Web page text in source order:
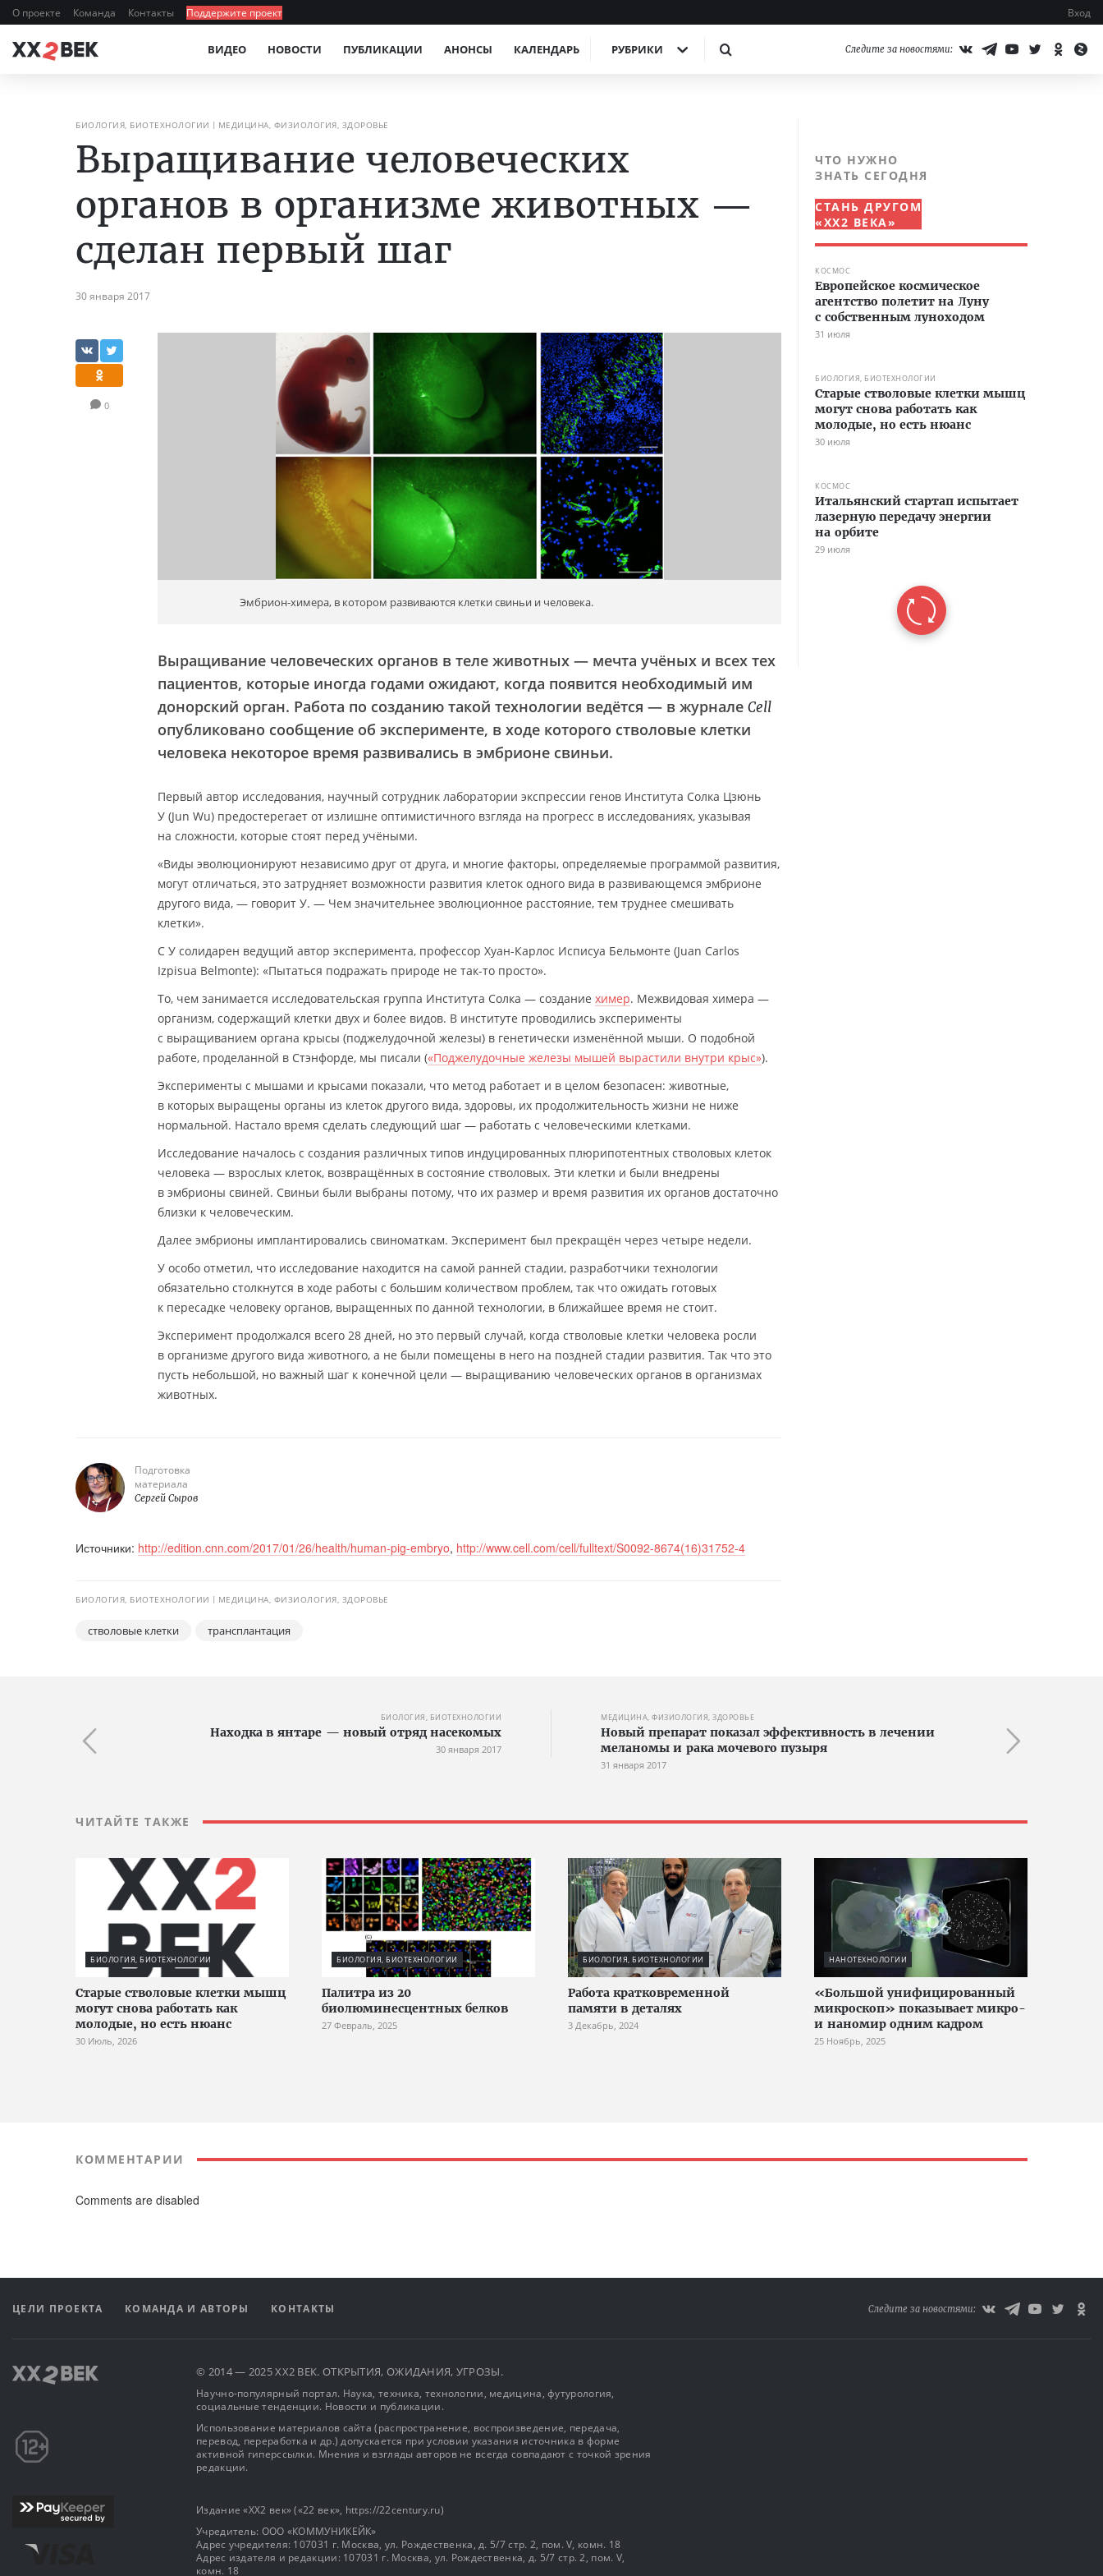
О проекте Команда Контакты Поддержите проект Вход
ВИДЕО НОВОСТИ ПУБЛИКАЦИИ АНОНСЫ КАЛЕНДАРЬ РУБРИКИ Следите за новостями:
БИОЛОГИЯ, БИОТЕХНОЛОГИИ МЕДИЦИНА, ФИЗИОЛОГИЯ, ЗДОРОВЬЕ
Выращивание человеческих
органов в организме животных —
сделан первый шаг
30 января 2017
0
Эмбрион-химера, в котором развиваются клетки свиньи и человека.
Выращивание человеческих органов в теле животных — мечта учёных и всех тех
пациентов, которые иногда годами ожидают, когда появится необходимый им
донорский орган. Работа по созданию такой технологии ведётся — в журнале Cell
опубликовано сообщение об эксперименте, в ходе которого стволовые клетки
человека некоторое время развивались в эмбрионе свиньи.
Первый автор исследования, научный сотрудник лаборатории экспрессии генов Института Солка Цзюнь
У (Jun Wu) предостерегает от излишне оптимистичного взгляда на прогресс в исследованиях, указывая
на сложности, которые стоят перед учёными.
«Виды эволюционируют независимо друг от друга, и многие факторы, определяемые программой развития,
могут отличаться, это затрудняет возможности развития клеток одного вида в развивающемся эмбрионе
другого вида, — говорит У. — Чем значительнее эволюционное расстояние, тем труднее смешивать
клетки».
С У солидарен ведущий автор эксперимента, профессор Хуан-Карлос Исписуа Бельмонте (Juan Carlos
Izpisua Belmonte): «Пытаться подражать природе не так-то просто».
То, чем занимается исследовательская группа Института Солка — создание химер. Межвидовая химера —
организм, содержащий клетки двух и более видов. В институте проводились эксперименты
с выращиванием органа крысы (поджелудочной железы) в генетически изменённой мыши. О подобной
работе, проделанной в Стэнфорде, мы писали («Поджелудочные железы мышей вырастили внутри крыс»).
Эксперименты с мышами и крысами показали, что метод работает и в целом безопасен: животные,
в которых выращены органы из клеток другого вида, здоровы, их продолжительность жизни не ниже
нормальной. Настало время сделать следующий шаг — работать с человеческими клетками.
Исследование началось с создания различных типов индуцированных плюрипотентных стволовых клеток
человека — взрослых клеток, возвращённых в состояние стволовых. Эти клетки и были внедрены
в эмбрионы свиней. Свиньи были выбраны потому, что их размер и время развития их органов достаточно
близки к человеческим.
Далее эмбрионы имплантировались свиноматкам. Эксперимент был прекращён через четыре недели.
У особо отметил, что исследование находится на самой ранней стадии, разработчики технологии
обязательно столкнутся в ходе работы с большим количеством проблем, так что ожидать готовых
к пересадке человеку органов, выращенных по данной технологии, в ближайшее время не стоит.
Эксперимент продолжался всего 28 дней, но это первый случай, когда стволовые клетки человека росли
в организме другого вида животного, а не были помещены в него на поздней стадии развития. Так что это
пусть небольшой, но важный шаг к конечной цели — выращиванию человеческих органов в организмах
животных.
Подготовка
материала
Сергей Сыров
Источники: http://edition.cnn.com/2017/01/26/health/human-pig-embryo, http://www.cell.com/cell/fulltext/S0092-8674(16)31752-4
БИОЛОГИЯ, БИОТЕХНОЛОГИИ МЕДИЦИНА, ФИЗИОЛОГИЯ, ЗДОРОВЬЕ
стволовые клетки трансплантация
ЧТО НУЖНО
ЗНАТЬ СЕГОДНЯ
СТАНЬ ДРУГОМ
«XX2 ВЕКА»
КОСМОС
Европейское космическое
агентство полетит на Луну
с собственным луноходом
31 июля
БИОЛОГИЯ, БИОТЕХНОЛОГИИ
Старые стволовые клетки мышц
могут снова работать как
молодые, но есть нюанс
30 июля
КОСМОС
Итальянский стартап испытает
лазерную передачу энергии
на орбите
29 июля
БИОЛОГИЯ, БИОТЕХНОЛОГИИ
Находка в янтаре — новый отряд насекомых
30 января 2017
МЕДИЦИНА, ФИЗИОЛОГИЯ, ЗДОРОВЬЕ
Новый препарат показал эффективность в лечении
меланомы и рака мочевого пузыря
31 января 2017
ЧИТАЙТЕ ТАКЖЕ
БИОЛОГИЯ, БИОТЕХНОЛОГИИ
Старые стволовые клетки мышц
могут снова работать как
молодые, но есть нюанс
30 Июль, 2026
БИОЛОГИЯ, БИОТЕХНОЛОГИИ
Палитра из 20
биолюминесцентных белков
27 Февраль, 2025
БИОЛОГИЯ, БИОТЕХНОЛОГИИ
Работа кратковременной
памяти в деталях
3 Декабрь, 2024
НАНОТЕХНОЛОГИИ
«Большой унифицированный
микроскоп» показывает микро-
и наномир одним кадром
25 Ноябрь, 2025
КОММЕНТАРИИ
Comments are disabled
ЦЕЛИ ПРОЕКТА КОМАНДА И АВТОРЫ КОНТАКТЫ Следите за новостями:
© 2014 — 2025 XX2 ВЕК. ОТКРЫТИЯ, ОЖИДАНИЯ, УГРОЗЫ.
Научно-популярный портал. Наука, техника, технологии, медицина, футурология,
социальные тенденции. Новости и публикации.
Использование материалов сайта (распространение, воспроизведение, передача,
перевод, переработка и др.) допускается при условии указания источника в форме
активной гиперссылки. Мнения и взгляды авторов не всегда совпадают с точкой зрения
редакции.
Издание «XX2 век» («22 век», https://22century.ru)
Учредитель: OOO «КОММУНИКЕЙК»
Адрес учредителя: 107031 г. Москва, ул. Рождественка, д. 5/7 стр. 2, пом. V, комн. 18
Адрес издателя и редакции: 107031 г. Москва, ул. Рождественка, д. 5/7 стр. 2, пом. V,
комн. 18